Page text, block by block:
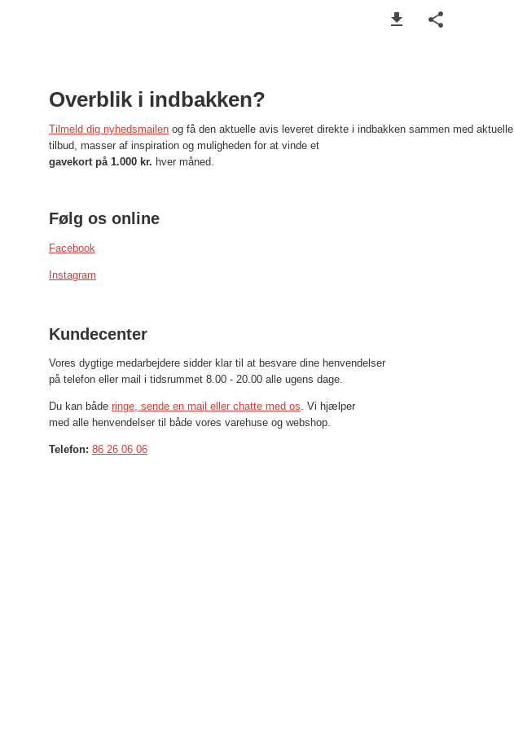
Overblik i indbakken?
Tilmeld dig nyhedsmailen og få den aktuelle avis leveret direkte i indbakken sammen med aktuelle
tilbud, masser af inspiration og muligheden for at vinde et
gavekort på 1.000 kr. hver måned.
Følg os online
Facebook
Instagram
Kundecenter
Vores dygtige medarbejdere sidder klar til at besvare dine henvendelser
på telefon eller mail i tidsrummet 8.00 - 20.00 alle ugens dage.
Du kan både ringe, sende en mail eller chatte med os. Vi hjælper
med alle henvendelser til både vores varehuse og webshop.
Telefon: 86 26 06 06